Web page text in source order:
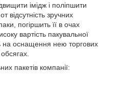
імідж і поліпшити
відсутність зручних
погіршить її в очах
вартість пакувальної
на оснащення нею торгових
пакетів компанії: